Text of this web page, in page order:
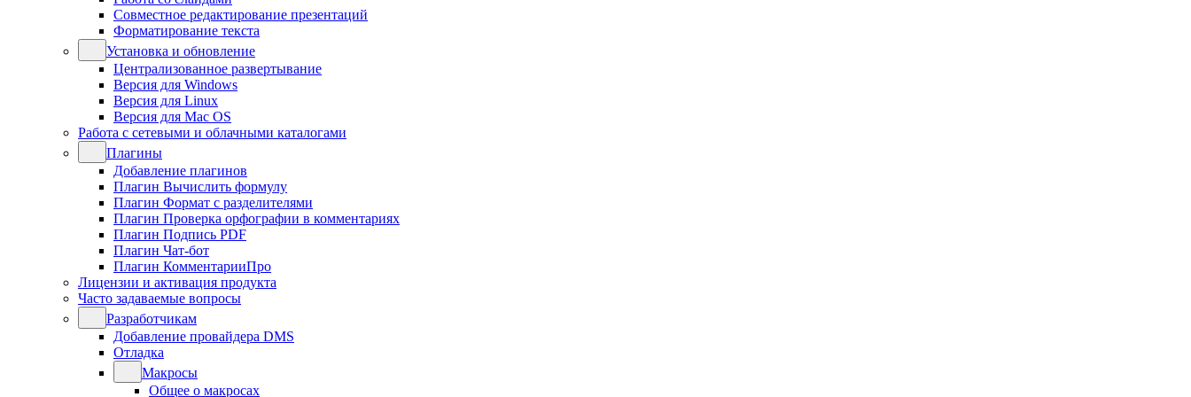
Совместное редактирование презентаций
Форматирование текста
Установка и обновление
Централизованное развертывание
Версия для Windows
Версия для Linux
Версия для Mac OS
Работа с сетевыми и облачными каталогами
Плагины
Добавление плагинов
Плагин Вычислить формулу
Плагин Формат с разделителями
Плагин Проверка орфографии в комментариях
Плагин Подпись PDF
Плагин Чат-бот
Плагин КомментарииПро
Лицензии и активация продукта
Часто задаваемые вопросы
Разработчикам
Добавление провайдера DMS
Отладка
Макросы
Общее о макросах